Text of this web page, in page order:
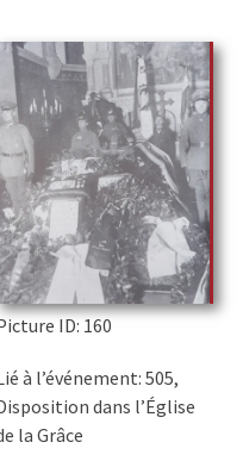
ID: 160
à l’événement: 505,
dans l’Église
la Grâce